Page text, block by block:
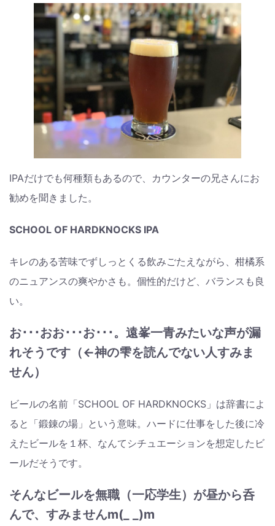
IPAだけでも何種類もあるので、カウンターの兄さんにお
勧めを聞きました。
SCHOOL OF HARDKNOCKS IPA
キレのある苦味でずしっとくる飲みごたえながら、柑橘系
のニュアンスの爽やかさも。個性的だけど、バランスも良
い。
お･･･おお･･･お･･･。遠峯一青みたいな声が漏
れそうです（←神の雫を読んでない人すみま
せん）
ビールの名前「SCHOOL OF HARDKNOCKS」は辞書によ
ると「鍛錬の場」という意味。ハードに仕事をした後に冷
えたビールを１杯、なんてシチュエーションを想定したビ
ールだそうです。
そんなビールを無職（一応学生）が昼から呑
んで、すみませんm(_ _)m